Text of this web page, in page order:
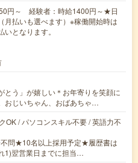
円～ 経験者：時給1400円～★日
月払いも選べます）※稼働開始時は
となります。
とう」が嬉しい＊お年寄りを笑顔に
おじいちゃん、おばあちゃ…
OK / パソコンスキル不要 / 英語力不
問★10名以上採用予定★履歴書は
1)翌営業日までに担当…